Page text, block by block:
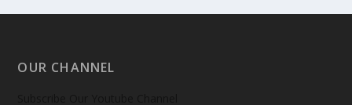
OUR CHANNEL